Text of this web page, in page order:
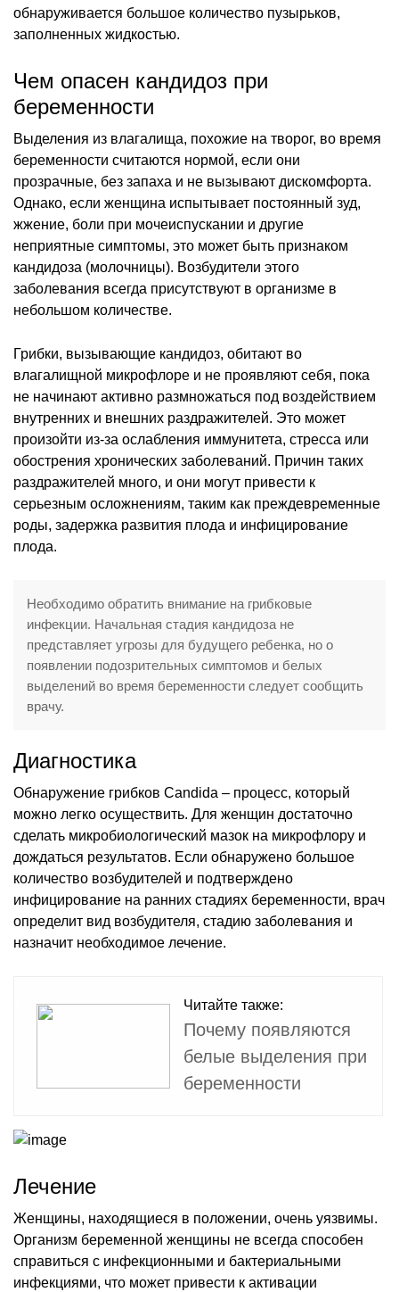
обнаруживается большое количество пузырьков,
заполненных жидкостью.
Чем опасен кандидоз при
беременности
Выделения из влагалища, похожие на творог, во время
беременности считаются нормой, если они
прозрачные, без запаха и не вызывают дискомфорта.
Однако, если женщина испытывает постоянный зуд,
жжение, боли при мочеиспускании и другие
неприятные симптомы, это может быть признаком
кандидоза (молочницы). Возбудители этого
заболевания всегда присутствуют в организме в
небольшом количестве.
Грибки, вызывающие кандидоз, обитают во
влагалищной микрофлоре и не проявляют себя, пока
не начинают активно размножаться под воздействием
внутренних и внешних раздражителей. Это может
произойти из-за ослабления иммунитета, стресса или
обострения хронических заболеваний. Причин таких
раздражителей много, и они могут привести к
серьезным осложнениям, таким как преждевременные
роды, задержка развития плода и инфицирование
плода.
Необходимо обратить внимание на грибковые
инфекции. Начальная стадия кандидоза не
представляет угрозы для будущего ребенка, но о
появлении подозрительных симптомов и белых
выделений во время беременности следует сообщить
врачу.
Диагностика
Обнаружение грибков Candida – процесс, который
можно легко осуществить. Для женщин достаточно
сделать микробиологический мазок на микрофлору и
дождаться результатов. Если обнаружено большое
количество возбудителей и подтверждено
инфицирование на ранних стадиях беременности, врач
определит вид возбудителя, стадию заболевания и
назначит необходимое лечение.
Читайте также:
Почему появляются
белые выделения при
беременности
Лечение
Женщины, находящиеся в положении, очень уязвимы.
Организм беременной женщины не всегда способен
справиться с инфекционными и бактериальными
инфекциями, что может привести к активации